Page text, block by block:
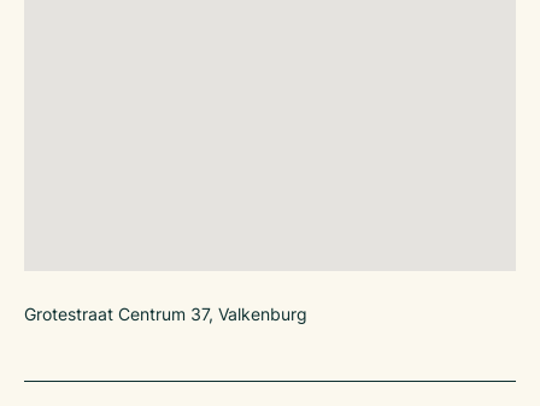
Grotestraat Centrum 37, Valkenburg